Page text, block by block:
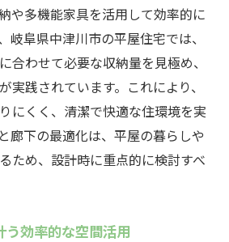
や多機能家具を活用して効率的に
岐阜県中津川市の平屋住宅では、
合わせて必要な収納量を見極め、
実践されています。これにより、
にくく、清潔で快適な住環境を実
廊下の最適化は、平屋の暮らしや
ため、設計時に重点的に検討すべ
う効率的な空間活用